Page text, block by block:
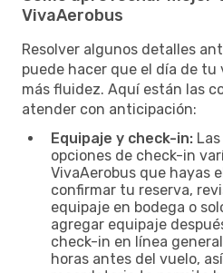
VivaAerobus
Resolver algunos detalles
puede hacer que el día de
más fluidez. Aquí están las
atender con anticipación:
Equipaje y check-in:
opciones de check-in
VivaAerobus que hayas
confirmar tu reserva,
equipaje en bodega o
agregar equipaje
check-in en línea
horas antes del vuelo,